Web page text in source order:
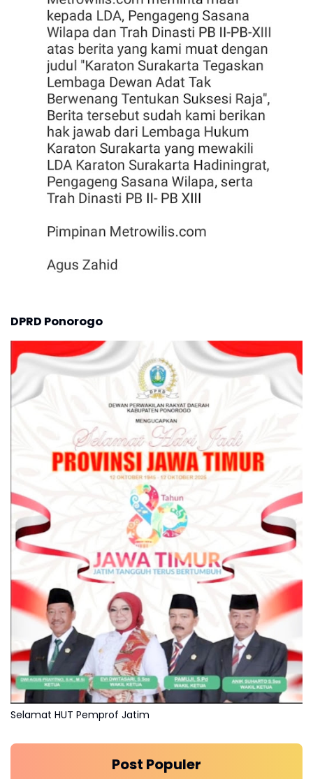
DPRD Ponorogo
Selamat HUT Pemprof Jatim
Post Populer